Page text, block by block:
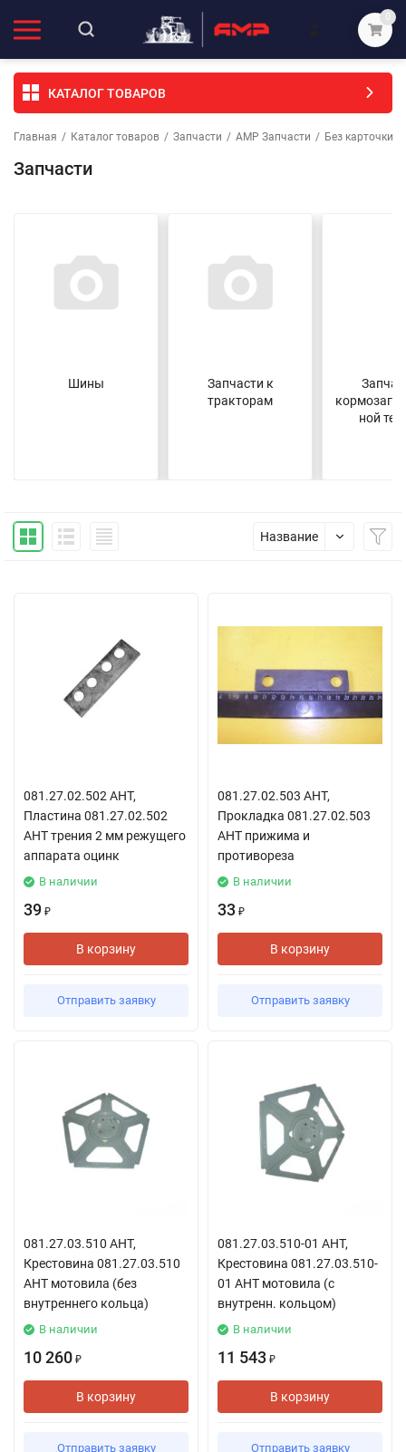
0
КАТАЛОГ ТОВАРОВ
Главная / Каталог товаров / Запчасти / АМР Запчасти / Без карточки
Запчасти
Шины
Запчасти к
тракторам
ной
Название
081.27.02.502 АНТ,
Пластина 081.27.02.502
АНТ трения 2 мм режущего
аппарата оцинк
В наличии
39 ₽
В корзину
Отправить заявку
081.27.02.503 АНТ,
Прокладка 081.27.02.503
АНТ прижима и
противореза
В наличии
33 ₽
В корзину
Отправить заявку
081.27.03.510 АНТ,
Крестовина 081.27.03.510
АНТ мотовила (без
внутреннего кольца)
В наличии
10 260 ₽
В корзину
Отправить заявку
081.27.03.510-01 АНТ,
Крестовина 081.27.03.510-
01 АНТ мотовила (с
внутренн. кольцом)
В наличии
11 543 ₽
В корзину
Отправить заявку